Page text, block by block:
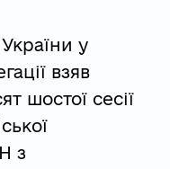
у
взяв
шостої сесії
з